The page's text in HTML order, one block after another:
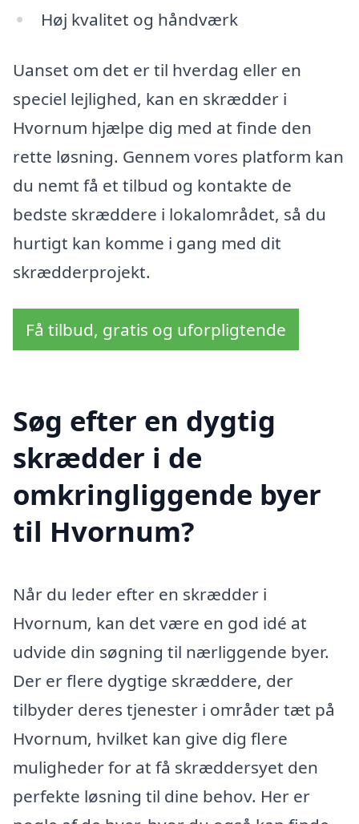
Høj kvalitet og håndværk
Uanset om det er til hverdag eller en
speciel lejlighed, kan en skrædder i
Hvornum hjælpe dig med at finde den
rette løsning. Gennem vores platform kan
du nemt få et tilbud og kontakte de
bedste skræddere i lokalområdet, så du
hurtigt kan komme i gang med dit
skrædderprojekt.
Få tilbud, gratis og uforpligtende
Søg efter en dygtig
skrædder i de
omkringliggende byer
til Hvornum?
Når du leder efter en skrædder i
Hvornum, kan det være en god idé at
udvide din søgning til nærliggende byer.
Der er flere dygtige skræddere, der
tilbyder deres tjenester i områder tæt på
Hvornum, hvilket kan give dig flere
muligheder for at få skræddersyet den
perfekte løsning til dine behov. Her er